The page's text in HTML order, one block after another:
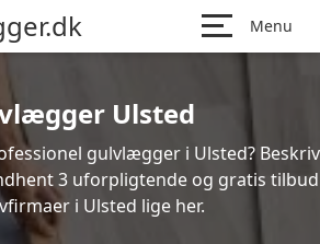
Menu
Ulsted
gulvlægger i Ulsted? Beskriv
3 uforpligtende og gratis tilbud
i Ulsted lige her.